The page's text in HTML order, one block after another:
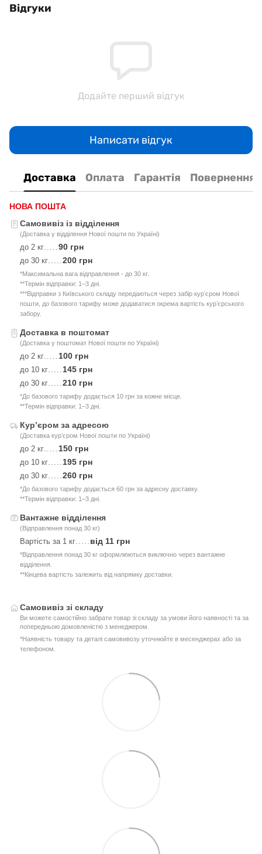
Відгуки
Додайте перший відгук
Написати відгук
Доставка Оплата Гарантія Повернення
НОВА ПОШТА
Самовивіз із відділення
(Доставка у відділення Нової пошти по Україні)
до 2 кг.....90 грн
до 30 кг.....200 грн
*Максимальна вага відправлення - до 30 кг.
**Термін відправки: 1–3 дні.
***Відправки з Київського складу передаються через забір курʼєром Нової
пошти, до базового тарифу може додаватися окрема вартість курʼєрського
забору.
Доставка в поштомат
(Доставка у поштомат Нової пошти по Україні)
до 2 кг..... 100 грн
до 10 кг..... 145 грн
до 30 кг.....210 грн
*До базового тарифу додається 10 грн за кожне місце.
**Термін відправки: 1–3 дні.
Курʼєром за адресою
(Доставка курʼєром Нової пошти по Україні)
до 2 кг..... 150 грн
до 10 кг..... 195 грн
до 30 кг.....260 грн
*До базового тарифу додається 60 грн за адресну доставку.
**Термін відправки: 1–3 дні.
Вантажне відділення
(Відправлення понад 30 кг)
Вартість за 1 кг..... від 11 грн
*Відправлення понад 30 кг оформлюються виключно через вантажне
відділення.
**Кінцева вартість залежить від напрямку доставки.
Самовивіз зі складу
Ви можете самостійно забрати товар зі складу за умови його наявності та за
попередньою домовленістю з менеджером.
*Наявність товару та деталі самовивозу уточнюйте в месенджерах або за
телефоном.